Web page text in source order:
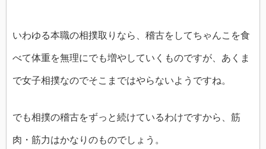
いわゆる本職の相撲取りなら、稽古をしてちゃんこを食
べて体重を無理にでも増やしていくものですが、あくま
で女子相撲なのでそこまではやらないようですね。
でも相撲の稽古をずっと続けているわけですから、筋
肉・筋力はかなりのものでしょう。